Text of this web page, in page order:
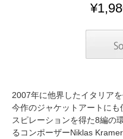
2007年に他界したイタリア
今作のジャケットアートに
スピレーションを得た8編の
るコンポーザーNiklas